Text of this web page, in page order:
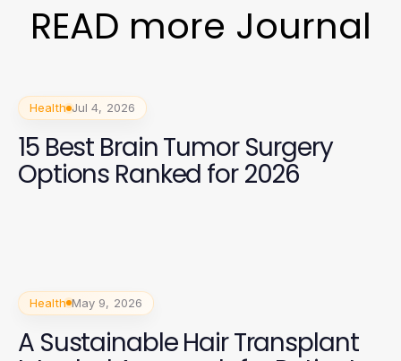
READ more Journal
Health Jul 4, 2026
15 Best Brain Tumor Surgery
Options Ranked for 2026
Health May 9, 2026
A Sustainable Hair Transplant